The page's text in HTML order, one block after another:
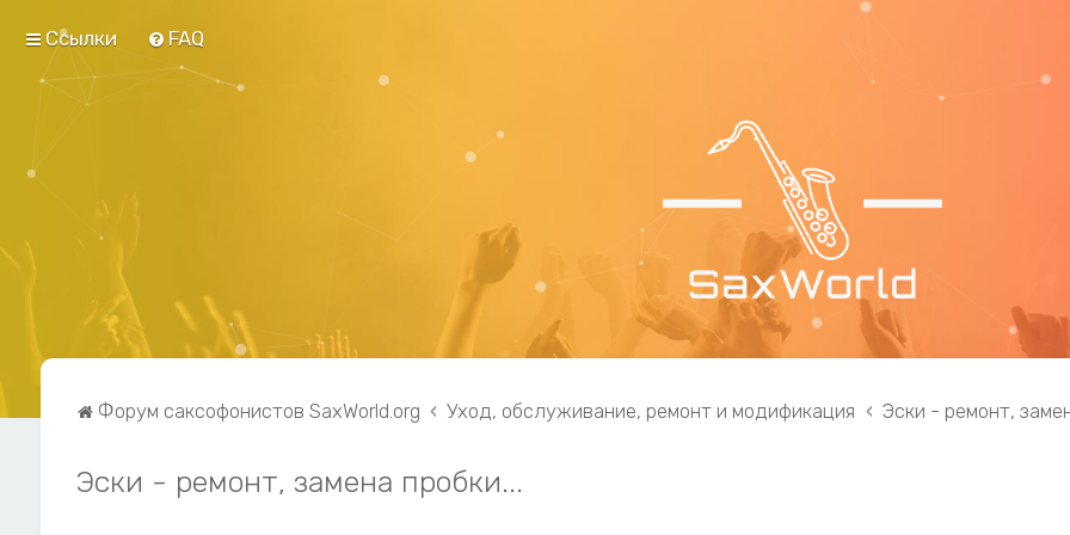
Ссылки FAQ
Форум саксофонистов SaxWorld.org Уход, обслуживание, ремонт и модификация Эски - ремонт,
Эски - ремонт, замена пробки...